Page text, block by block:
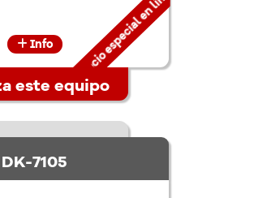
InfoPrecio especial en línea
este equipo
DK-7105